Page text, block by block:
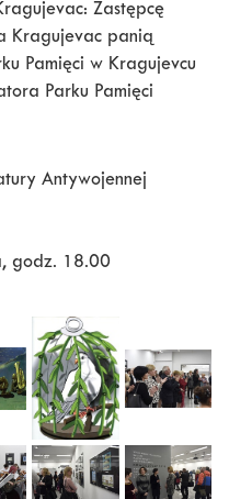
Zastępcę
Kragujevac panią
Pamięci w Kragujevcu
Parku Pamięci
Antywojennej
godz. 18.00